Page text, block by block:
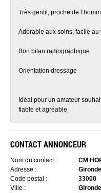
Très gentil, proche de
Adorable aux soins, facile au
Bon bilan radiographique
Orientation dressage
Idéal pour un amateur
fiable et agréable
CONTACT ANNONCEUR
Nom du contact :
CM
Adresse :
Gironde
Code postal :
33000
Ville :
Gironde